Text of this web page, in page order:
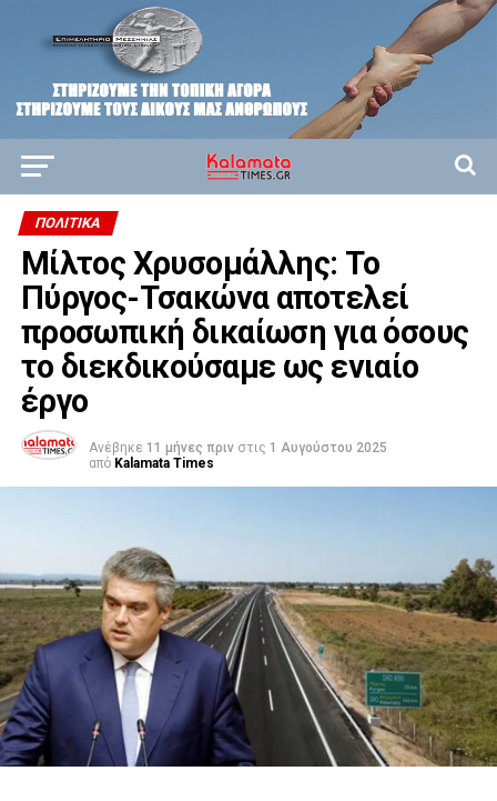
ΠΟΛΙΤΙΚΆ
Μίλτος Χρυσομάλλης: Το
Πύργος-Τσακώνα αποτελεί
προσωπική δικαίωση για όσους
το διεκδικούσαμε ως ενιαίο
έργο
Ανέβηκε 11 μήνες πριν στις 1 Αυγούστου 2025
από Kalamata Times